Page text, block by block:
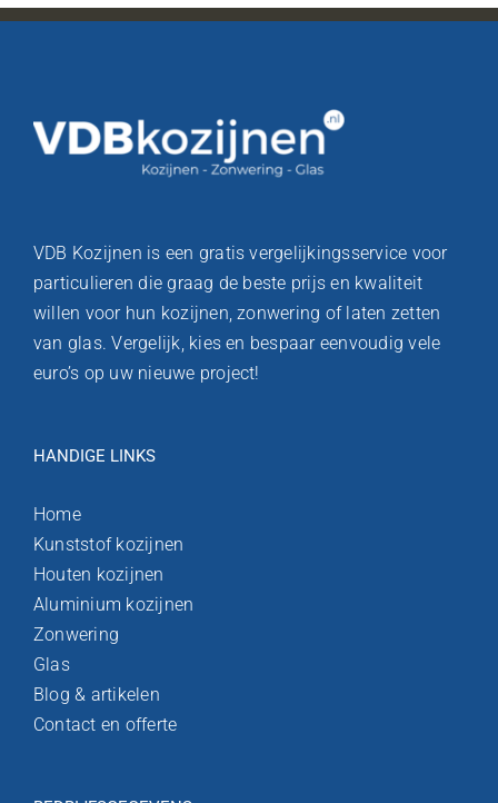
VDB Kozijnen is een gratis vergelijkingsservice voor
particulieren die graag de beste prijs en kwaliteit
willen voor hun kozijnen, zonwering of laten zetten
van glas. Vergelijk, kies en bespaar eenvoudig vele
euro’s op uw nieuwe project!
HANDIGE LINKS
Home
Kunststof kozijnen
Houten kozijnen
Aluminium kozijnen
Zonwering
Glas
Blog & artikelen
Contact en offerte